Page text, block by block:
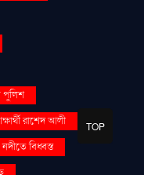
পুলিশ
রাশেদ আলী
বিধ্বস্ত
TOP